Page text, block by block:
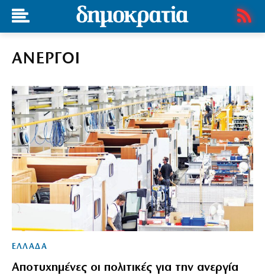
ΑΝΕΡΓΟΙ
ΕΛΛΑΔΑ
Αποτυχημένες οι πολιτικές για την ανεργία